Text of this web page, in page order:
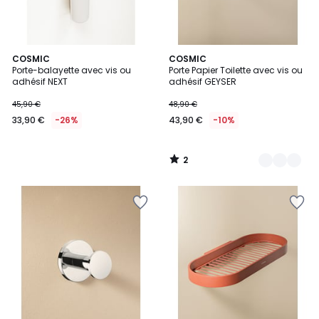
COSMIC
Porte-balayette avec vis ou
adhésif NEXT
45,90 €
33,90 € -26%
COSMIC
Porte Papier Toilette avec vis ou
adhésif GEYSER
48,90 €
43,90 € -10%
2
/
5
5
Couleurs
2
/